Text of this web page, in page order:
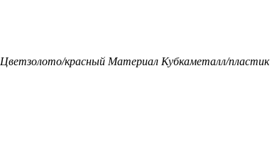
Цветзолото/красный Материал Кубкаметалл/пластик